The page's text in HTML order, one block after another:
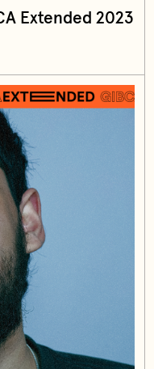
Extended 2023